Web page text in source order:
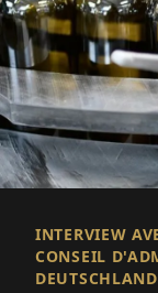
INTERVIEW
CONSEIL